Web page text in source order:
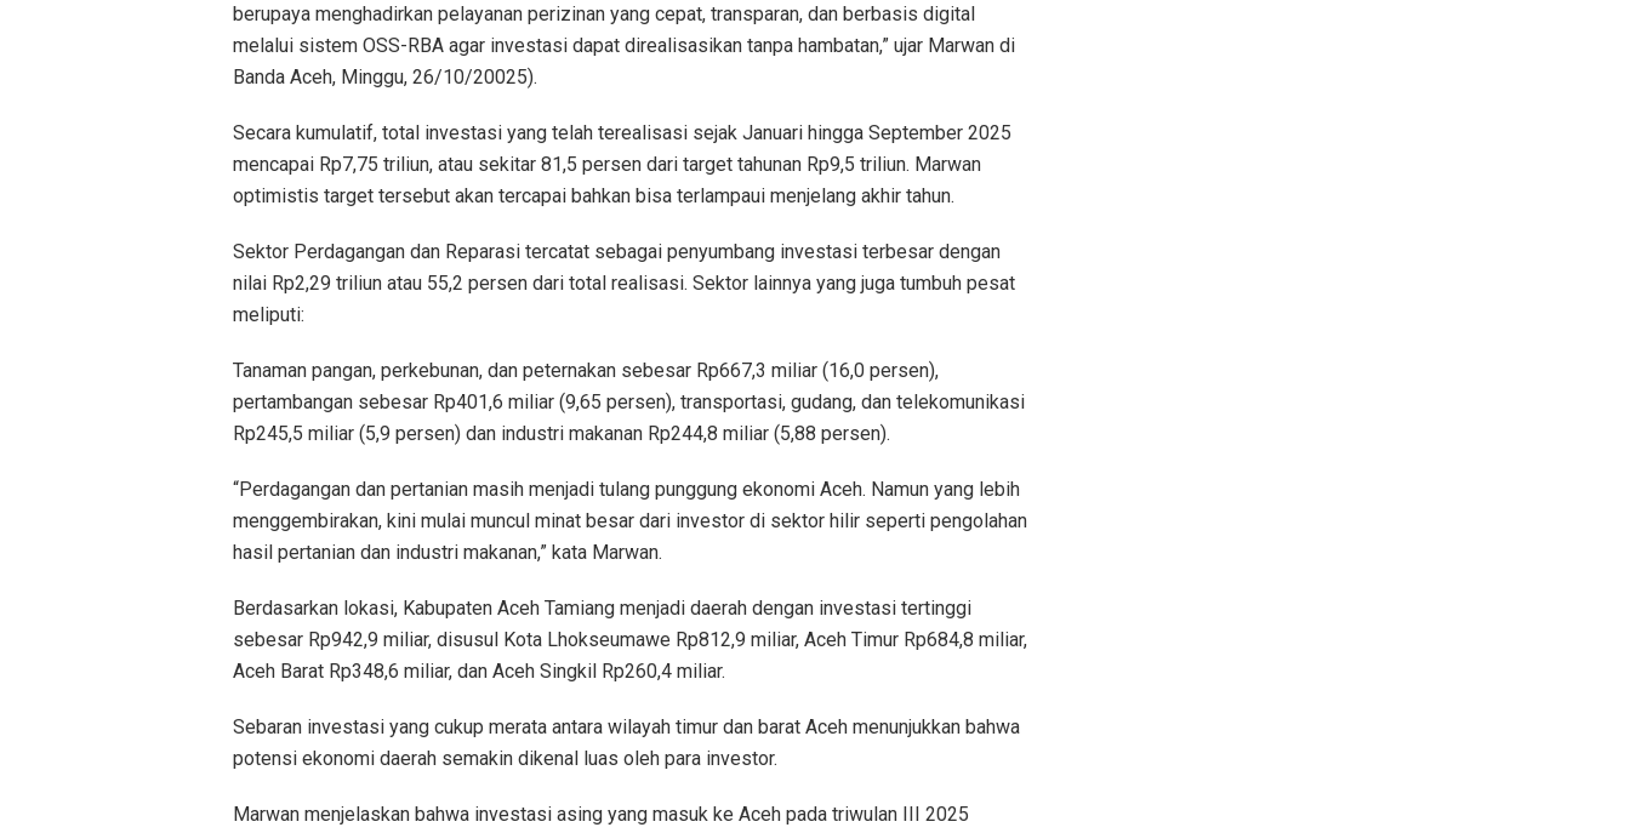
berupaya menghadirkan pelayanan perizinan yang cepat, transparan, dan berbasis digital
melalui sistem OSS-RBA agar investasi dapat direalisasikan tanpa hambatan,” ujar Marwan di
Banda Aceh, Minggu, 26/10/20025).
Secara kumulatif, total investasi yang telah terealisasi sejak Januari hingga September 2025
mencapai Rp7,75 triliun, atau sekitar 81,5 persen dari target tahunan Rp9,5 triliun. Marwan
optimistis target tersebut akan tercapai bahkan bisa terlampaui menjelang akhir tahun.
Sektor Perdagangan dan Reparasi tercatat sebagai penyumbang investasi terbesar dengan
nilai Rp2,29 triliun atau 55,2 persen dari total realisasi. Sektor lainnya yang juga tumbuh pesat
meliputi:
Tanaman pangan, perkebunan, dan peternakan sebesar Rp667,3 miliar (16,0 persen),
pertambangan sebesar Rp401,6 miliar (9,65 persen), transportasi, gudang, dan telekomunikasi
Rp245,5 miliar (5,9 persen) dan industri makanan Rp244,8 miliar (5,88 persen).
“Perdagangan dan pertanian masih menjadi tulang punggung ekonomi Aceh. Namun yang lebih
menggembirakan, kini mulai muncul minat besar dari investor di sektor hilir seperti pengolahan
hasil pertanian dan industri makanan,” kata Marwan.
Berdasarkan lokasi, Kabupaten Aceh Tamiang menjadi daerah dengan investasi tertinggi
sebesar Rp942,9 miliar, disusul Kota Lhokseumawe Rp812,9 miliar, Aceh Timur Rp684,8 miliar,
Aceh Barat Rp348,6 miliar, dan Aceh Singkil Rp260,4 miliar.
Sebaran investasi yang cukup merata antara wilayah timur dan barat Aceh menunjukkan bahwa
potensi ekonomi daerah semakin dikenal luas oleh para investor.
Marwan menjelaskan bahwa investasi asing yang masuk ke Aceh pada triwulan III 2025